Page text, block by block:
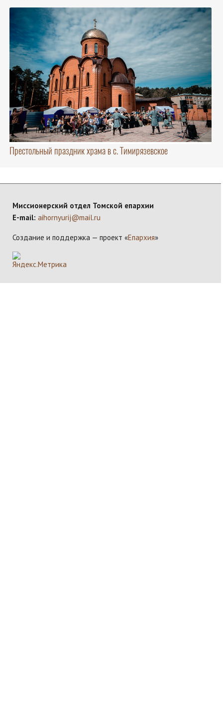
Престольный праздник храма в с. Тимирязевское
Миссионерский отдел Томской епархии
E-mail: aihornyurij@mail.ru
Создание и поддержка — проект «Епархия»